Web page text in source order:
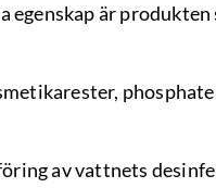
egenskap är
av vattnets